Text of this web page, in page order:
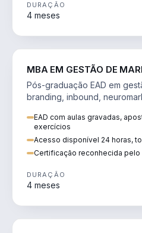
DURAÇÃO
4 meses
MBA EM GESTÃO DE
Pós-graduação EAD em
branding, inbound,
EAD com aulas gravadas,
exercícios
Acesso disponível 24 horas,
Certificação reconhecida pelo
DURAÇÃO
4 meses